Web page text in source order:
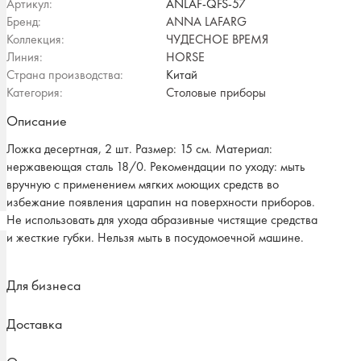
Артикул:
ANLAF-QFS-57
Бренд:
ANNA LAFARG
Коллекция:
ЧУДЕСНОЕ ВРЕМЯ
Линия:
HORSE
Страна производства:
Китай
Категория:
Столовые приборы
Описание
Ложка десертная, 2 шт. Размер: 15 см. Материал:
нержавеющая сталь 18/0. Рекомендации по уходу: мыть
вручную с применением мягких моющих средств во
избежание появления царапин на поверхности приборов.
Не использовать для ухода абразивные чистящие средства
и жесткие губки. Нельзя мыть в посудомоечной машине.
Для бизнеса
Доставка